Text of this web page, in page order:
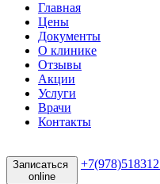
Главная
Цены
Документы
О клинике
Отзывы
Акции
Услуги
Врачи
Контакты
Записаться
online